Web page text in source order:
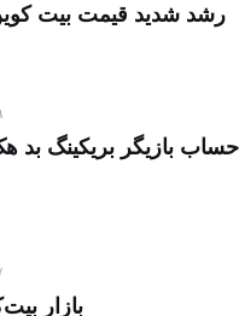
رشد شدید قیمت بیت
حساب بازیگر بریکینگ
بازار